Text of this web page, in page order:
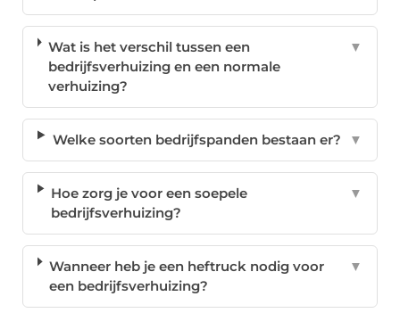
Wat is het verschil tussen een
bedrijfsverhuizing en een normale
verhuizing?
▼
Welke soorten bedrijfspanden bestaan er? ▼
Hoe zorg je voor een soepele
bedrijfsverhuizing?
▼
Wanneer heb je een heftruck nodig voor
een bedrijfsverhuizing?
▼